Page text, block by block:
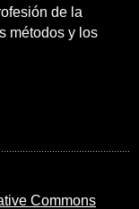
de la
métodos y los
Commons